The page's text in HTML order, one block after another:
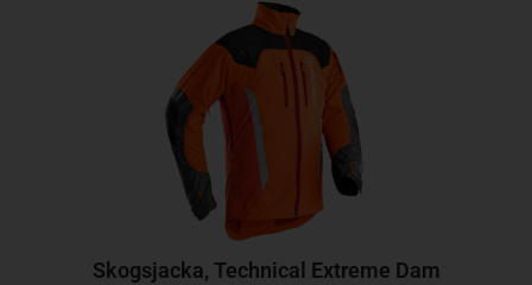
Skogsjacka, Technical Extreme Dam